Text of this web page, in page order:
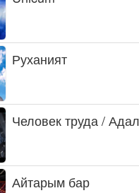
Руханият
Человек труда /
Айтарым бар